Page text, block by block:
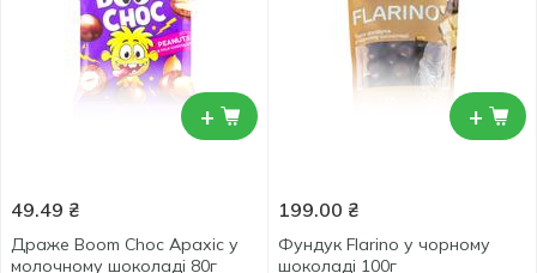
+
49.49 ₴
Драже Boom Choc Арахіс у
молочному шоколаді 80г
+
199.00 ₴
Фундук Flarino у чорному
шоколаді 100г